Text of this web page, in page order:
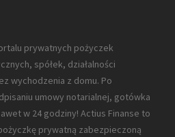
prywatnych pożyczek
spółek, działalności
wychodzenia z domu. Po
umowy notarialnej, gotówka
w 24 godziny! Actius Finanse to
prywatną zabezpieczoną